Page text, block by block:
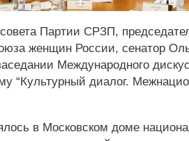
Партии СРЗП,
женщин России, сенатор
Международного
“Культурный диалог.
в Московском доме